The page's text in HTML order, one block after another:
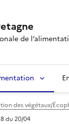
de
des végétaux/
du 20/04